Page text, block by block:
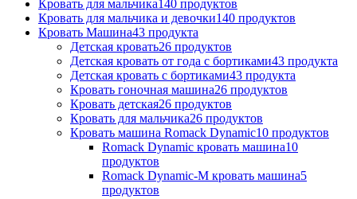
Кровать для мальчика140 продуктов
Кровать для мальчика и девочки140 продуктов
Кровать Машина43 продукта
Детская кровать26 продуктов
Детская кровать от года с бортиками43 продукта
Детская кровать с бортиками43 продукта
Кровать гоночная машина26 продуктов
Кровать детская26 продуктов
Кровать для мальчика26 продуктов
Кровать машина Romack Dynamic10 продуктов
Romack Dynamic кровать машина10
продуктов
Romack Dynamic-M кровать машина5
продуктов